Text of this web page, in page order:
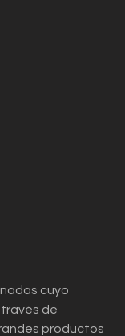
cuyo
de
productos